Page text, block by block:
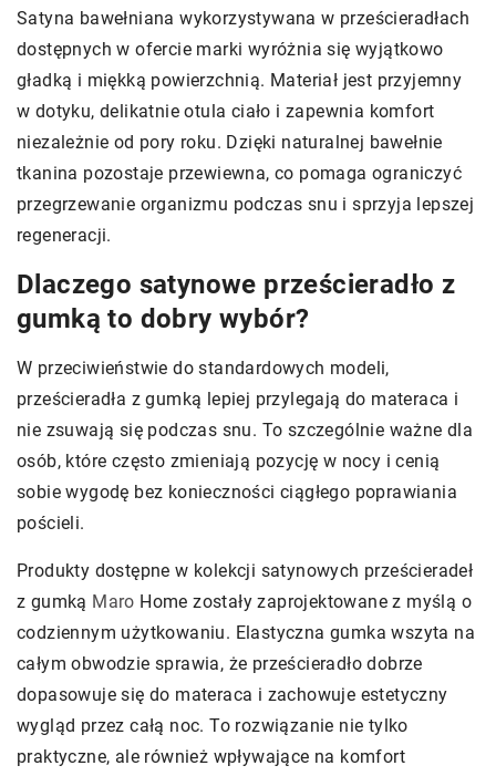
Satyna bawełniana wykorzystywana w prześcieradłach
dostępnych w ofercie marki wyróżnia się wyjątkowo
gładką i miękką powierzchnią. Materiał jest przyjemny
w dotyku, delikatnie otula ciało i zapewnia komfort
niezależnie od pory roku. Dzięki naturalnej bawełnie
tkanina pozostaje przewiewna, co pomaga ograniczyć
przegrzewanie organizmu podczas snu i sprzyja lepszej
regeneracji.
Dlaczego satynowe prześcieradło z
gumką to dobry wybór?
W przeciwieństwie do standardowych modeli,
prześcieradła z gumką lepiej przylegają do materaca i
nie zsuwają się podczas snu. To szczególnie ważne dla
osób, które często zmieniają pozycję w nocy i cenią
sobie wygodę bez konieczności ciągłego poprawiania
pościeli.
Produkty dostępne w kolekcji satynowych prześcieradeł
z gumką Maro Home zostały zaprojektowane z myślą o
codziennym użytkowaniu. Elastyczna gumka wszyta na
całym obwodzie sprawia, że prześcieradło dobrze
dopasowuje się do materaca i zachowuje estetyczny
wygląd przez całą noc. To rozwiązanie nie tylko
praktyczne, ale również wpływające na komfort